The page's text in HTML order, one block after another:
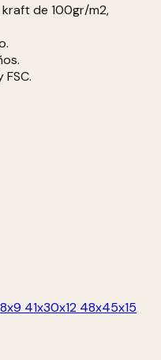
de 100gr/m2,
41x30x12 48x45x15